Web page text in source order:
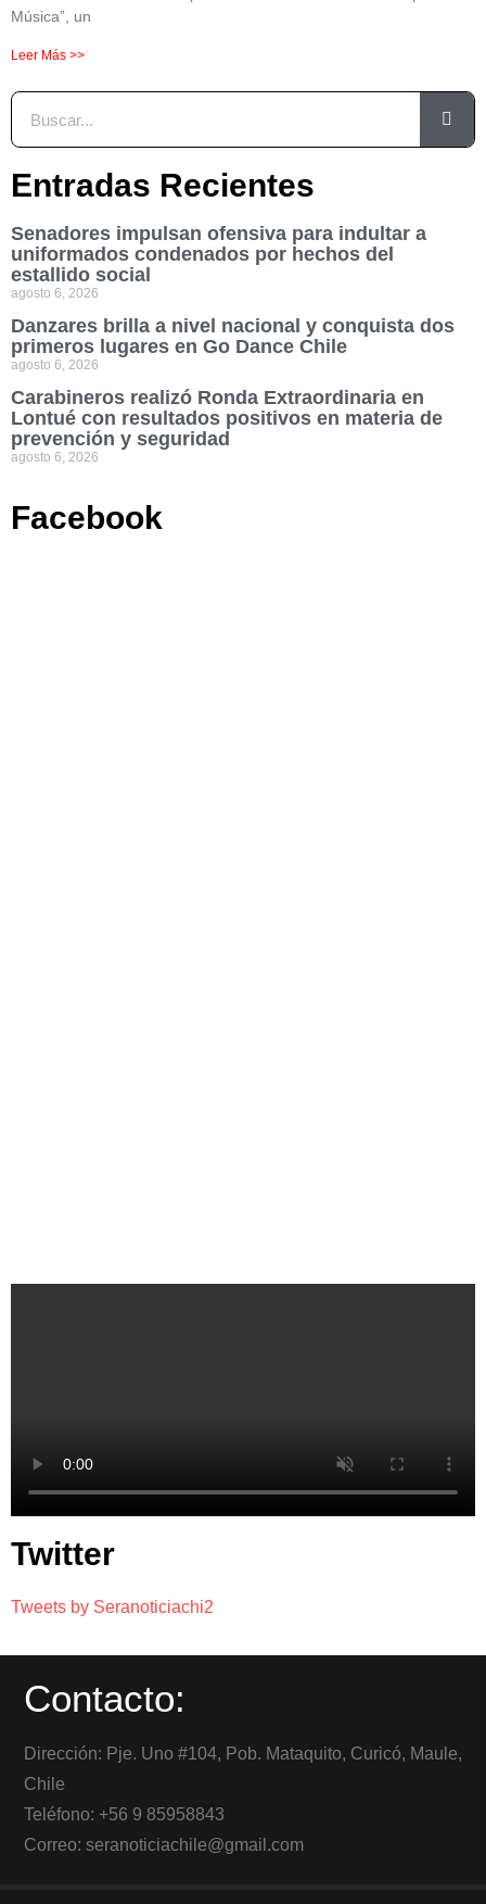
Música”, un
Leer Más >>
Entradas Recientes
Senadores impulsan ofensiva para indultar a
uniformados condenados por hechos del
estallido social
agosto 6, 2026
Danzares brilla a nivel nacional y conquista dos
primeros lugares en Go Dance Chile
agosto 6, 2026
Carabineros realizó Ronda Extraordinaria en
Lontué con resultados positivos en materia de
prevención y seguridad
agosto 6, 2026
Facebook
Twitter
Tweets by Seranoticiachi2
Contacto:
Dirección: Pje. Uno #104, Pob. Mataquito, Curicó, Maule,
Chile
Teléfono: +56 9 85958843
Correo: seranoticiachile@gmail.com